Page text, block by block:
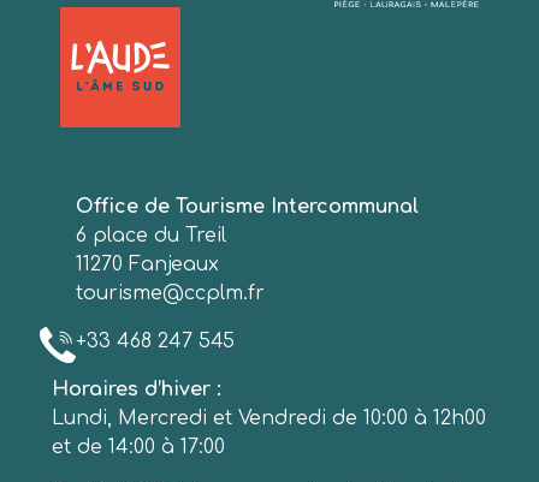
Office de Tourisme Intercommunal
6 place du Treil
11270 Fanjeaux
tourisme@ccplm.fr
+33 468 247 545
Horaires d’hiver :
Lundi, Mercredi et Vendredi de 10:00 à 12h00
et de 14:00 à 17:00